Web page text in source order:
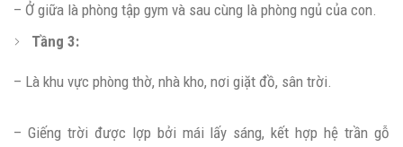
– Ở giữa là phòng tập gym và sau cùng là phòng ngủ của con.
Tầng 3:
– Là khu vực phòng thờ, nhà kho, nơi giặt đồ, sân trời.
– Giếng trời được lợp bởi mái lấy sáng, kết hợp hệ trần gỗ